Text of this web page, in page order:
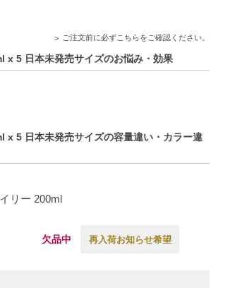
ご注文前に必ずこちらをご確認ください。
x 5 日本未発売サイズのお悩み・効果
x 5 日本未発売サイズの容量違い・カラー違
リー 200ml
欠品中 再入荷お知らせ希望